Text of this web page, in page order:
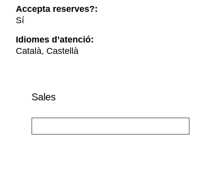
Accepta reserves?:
Sí
Idiomes d’atenció:
Català, Castellà
Sales